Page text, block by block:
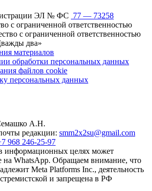
ЭЛ № ФС 77 — 73258
с ограниченной ответственностью
с ограниченной ответственностью
два»
материалов
обработки персональных данных
файлов cookie
персональных данных
А.Н.
редакции: smm2x2su@gmail.com
968 246-25-97
информационных целях может
на WhatsApp. Обращаем внимание, что
Meta Platforms Inc., деятельность
и запрещена в РФ